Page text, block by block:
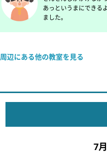
あっというまにできる
周辺にある他の教室を見る
7